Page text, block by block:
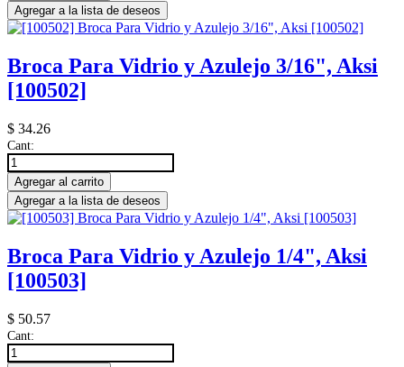
Agregar a la lista de deseos
Broca Para Vidrio y Azulejo 3/16", Aksi
[100502]
$ 34.26
Cant:
Agregar al carrito
Agregar a la lista de deseos
Broca Para Vidrio y Azulejo 1/4", Aksi
[100503]
$ 50.57
Cant: